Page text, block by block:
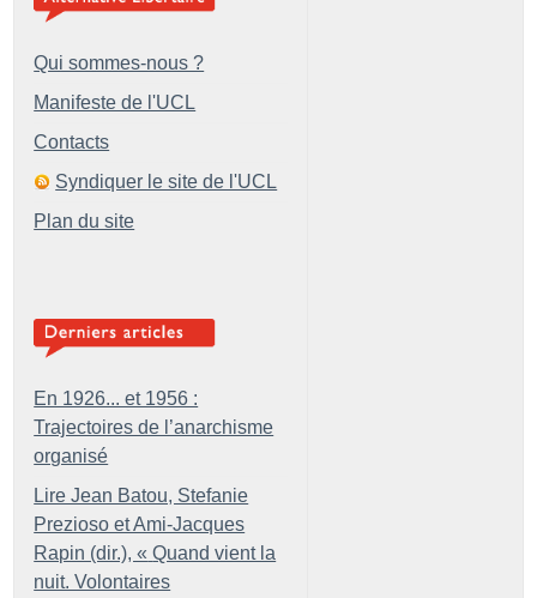
Qui sommes-nous ?
Manifeste de l'UCL
Contacts
Syndiquer le site de l'UCL
Plan du site
En 1926... et 1956 :
Trajectoires de l’anarchisme
organisé
Lire Jean Batou, Stefanie
Prezioso et Ami-Jacques
Rapin (dir.), « Quand vient la
nuit. Volontaires